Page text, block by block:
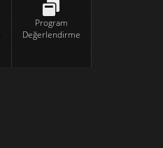
Program
Değerlendirme